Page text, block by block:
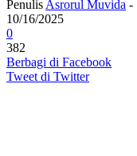
Penulis Asrorul Muvida -
10/16/2025
0
382
Berbagi di Facebook
Tweet di Twitter